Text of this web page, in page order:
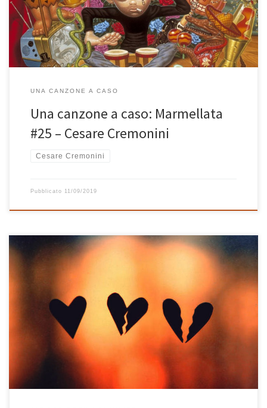
riferimento alla marmellata è ovviamente collegato a quei “chili di
[…]
UNA CANZONE A CASO
Una canzone a caso: Marmellata
#25 – Cesare Cremonini
Cesare Cremonini
Pubblicato 11/09/2019
Playlist del 2015, un mix particolare tra belle canzoni italiane poco
note a cui sono affezionato come La costanza di Francesco di
Bella, Canto Del Vuoto degli Ustmamò, Pezzo D’amore di
Riccardo Sinigallia e Reale di Colapesce, brani che mi hanno
subito colpito al cuore come A Heartbreak di Angus […]